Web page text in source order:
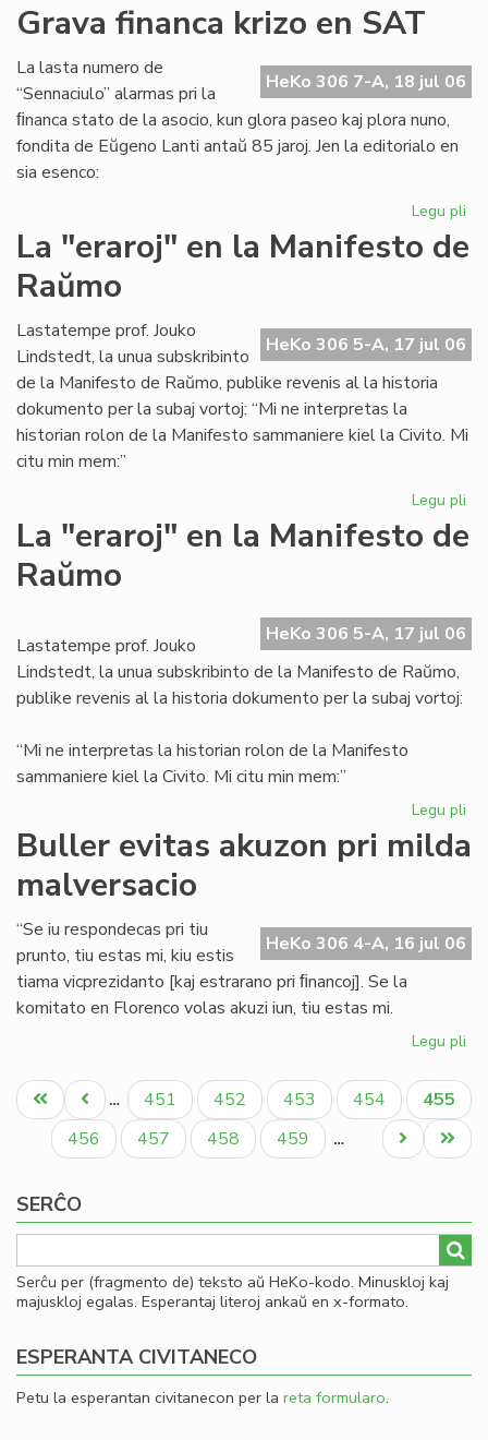
Grava financa krizo en SAT
HeKo 306 7-A, 18 jul 06
La lasta numero de
“Sennaciulo” alarmas pri la
ﬁnanca stato de la asocio, kun glora paseo kaj plora nuno,
fondita de Eŭgeno Lanti antaŭ 85 jaroj. Jen la editorialo en
sia esenco:
Legu pli
La "eraroj" en la Manifesto de
Raŭmo
HeKo 306 5-A, 17 jul 06
Lastatempe prof. Jouko
Lindstedt, la unua subskribinto
de la Manifesto de Raŭmo, publike revenis al la historia
dokumento per la subaj vortoj: “Mi ne interpretas la
historian rolon de la Manifesto sammaniere kiel la Civito. Mi
citu min mem:”
Legu pli
La "eraroj" en la Manifesto de
Raŭmo
HeKo 306 5-A, 17 jul 06
Lastatempe prof. Jouko
Lindstedt, la unua subskribinto de la Manifesto de Raŭmo,
publike revenis al la historia dokumento per la subaj vortoj:
“Mi ne interpretas la historian rolon de la Manifesto
sammaniere kiel la Civito. Mi citu min mem:”
Legu pli
Buller evitas akuzon pri milda
malversacio
HeKo 306 4-A, 16 jul 06
“Se iu respondecas pri tiu
prunto, tiu estas mi, kiu estis
tiama vicprezidanto [kaj estrarano pri ﬁnancoj]. Se la
komitato en Florenco volas akuzi iun, tiu estas mi.
Legu pli
pri
Pagination
Unua
paĝo
Antaŭa
paĝo
… Paĝo
451 Paĝo
452 Paĝo
453 Paĝo
454
Aktuala
paĝo
455
Paĝo
456 Paĝo
457 Paĝo
458 Paĝo
459 …
Last
page
Next
page
SERĈO
Serĉu per (fragmento de) teksto aŭ HeKo-kodo. Minuskloj kaj
majuskloj egalas. Esperantaj literoj ankaŭ en x-formato.
ESPERANTA CIVITANECO
Petu la esperantan civitanecon per la reta formularo.